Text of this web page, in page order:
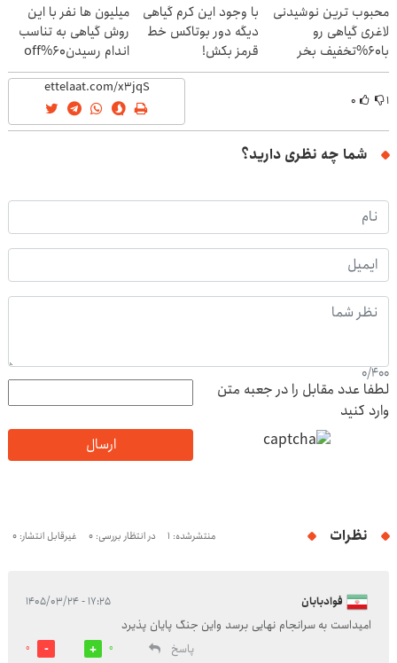
محبوب ترین نوشیدنی
لاغری گیاهی رو
با60%تخفیف بخر
با وجود این کرم گیاهی
دیگه دور بوتاکس خط
قرمز بکش!
میلیون ها نفر با این
روش گیاهی به تناسب
اندام رسیدن60%off
۱ ۰
شما چه نظری دارید؟
0/400
لطفا عدد مقابل را در جعبه متن
وارد کنید
ارسال
نظرات منتشرشده: 1 در انتظار بررسی: 0 غیرقابل انتشار: 0
فوادبابان ۱۷:۲۵ - ۱۴۰۵/۰۳/۲۴
امیداست به سرانجام نهایی برسد واین جنگ پایان پذیرد
پاسخ
0
0